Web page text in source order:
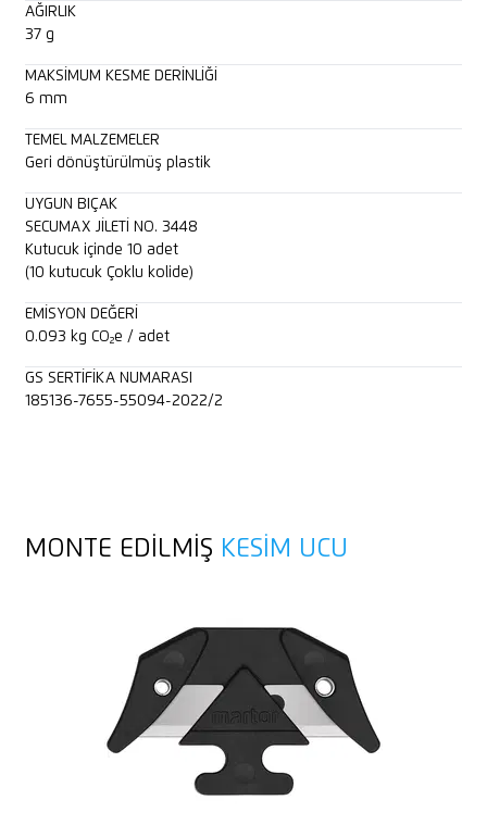
AĞIRLIK
37 g
MAKSIMUM KESME DERINLIĞI
6 mm
TEMEL MALZEMELER
Geri dönüştürülmüş plastik
UYGUN BIÇAK
SECUMAX JİLETİ NO. 3448
Kutucuk içinde 10 adet
(10 kutucuk Çoklu kolide)
EMISYON DEĞERI
0.093 kg CO₂e / adet
GS SERTIFIKA NUMARASI
185136-7655-55094-2022/2
MONTE EDILMIŞ KESIM UCU